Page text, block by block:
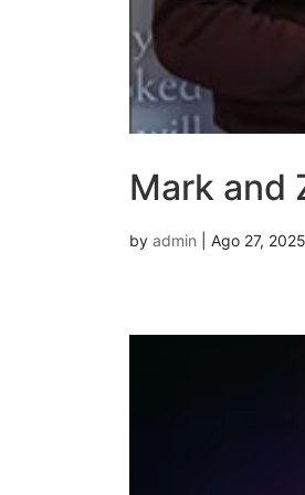
Mark and
by admin Ago 27, 2025